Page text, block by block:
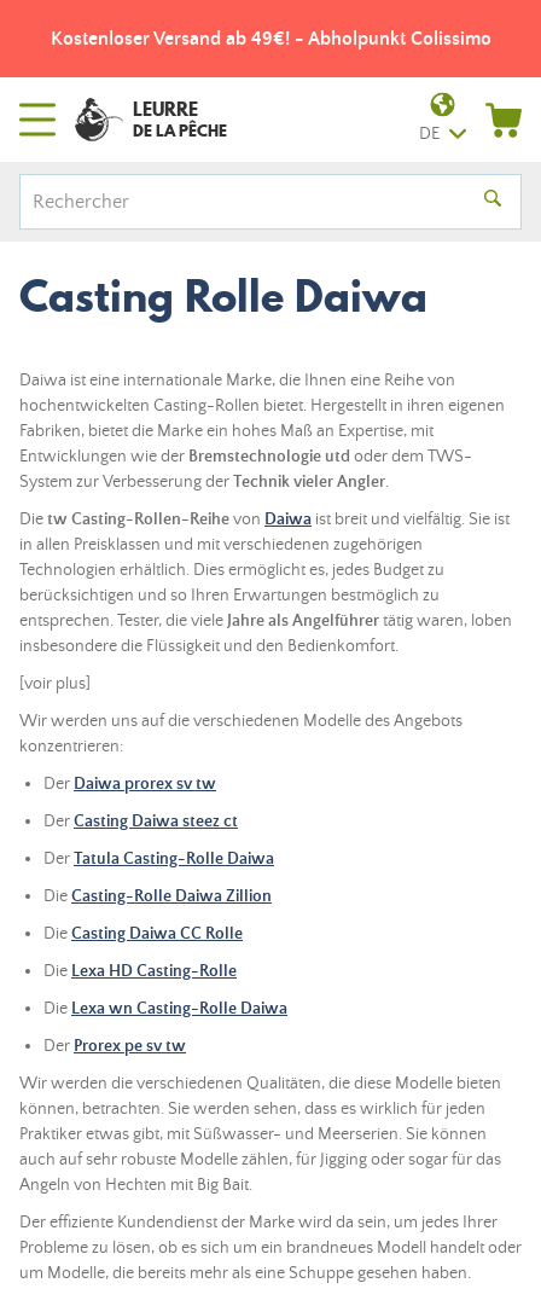
XE2R43 (Außer Aktionsprodukte und Shimano)
LEURRE
DE LA PÊCHE DE
Casting Rolle Daiwa
Daiwa ist eine internationale Marke, die Ihnen eine Reihe von
hochentwickelten Casting-Rollen bietet. Hergestellt in ihren eigenen
Fabriken, bietet die Marke ein hohes Maß an Expertise, mit
Entwicklungen wie der Bremstechnologie utd oder dem TWS-
System zur Verbesserung derTechnik vieler Angler.
Dietw Casting-Rollen-Reihevon Daiwa ist breit und vielfältig. Sie ist
in allen Preisklassen und mit verschiedenen zugehörigen
Technologien erhältlich. Dies ermöglicht es, jedes Budget zu
berücksichtigen und so Ihren Erwartungen bestmöglich zu
entsprechen. Tester, die viele Jahre alsAngelführertätig waren, loben
insbesondere die Flüssigkeit und den Bedienkomfort.
[voir plus]
Wir werden uns auf die verschiedenen Modelle des Angebots
konzentrieren:
Der Daiwa prorex sv tw
DerCasting Daiwa steez ct
DerTatula Casting-Rolle Daiwa
DieCasting-Rolle Daiwa Zillion
DieCasting Daiwa CC Rolle
Die Lexa HDCasting-Rolle
Die Lexa wn Casting-Rolle Daiwa
Der Prorex pe sv tw
Wir werden die verschiedenen Qualitäten, die diese Modelle bieten
können, betrachten. Sie werden sehen, dass es wirklich für jeden
Praktiker etwas gibt, mit Süßwasser- und Meerserien. Sie können
auch auf sehr robuste Modelle zählen, für Jigging oder sogar für das
Angeln von Hechten mit Big Bait.
Der effiziente Kundendienst der Marke wird da sein, um jedes Ihrer
Probleme zu lösen, ob es sich um ein brandneues Modell handelt oder
um Modelle, die bereits mehr als eine Schuppe gesehen haben.